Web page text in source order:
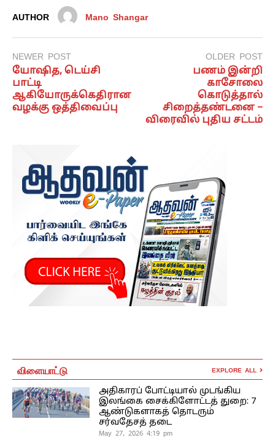
AUTHOR Mano Shangar
NEWER POST
யோஷித, டெய்சி
பாட்டி
ஆகியோருக்கெதிரான
வழக்கு ஒத்திவைப்பு
OLDER POST
பணம் இன்றி
காசோலை
கொடுத்தால்
சிறைத்தண்டனை –
விரைவில் புதிய சட்டம்
விளையாட்டு EXPLORE ALL
அதிகாரப் போட்டியால் முடங்கிய
இலங்கை சைக்கிளோட்டத் துறை: 7
ஆண்டுகளாகத் தொடரும்
சர்வதேசத் தடை
May 27, 2026 4:19 pm